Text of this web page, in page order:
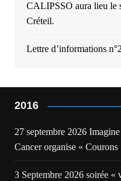
CALIPSSO aura lieu le
Créteil.
Lettre d’informations
2016
27 septembre 2026
Cancer organise « Courons
3 Septembre 2026 soirée